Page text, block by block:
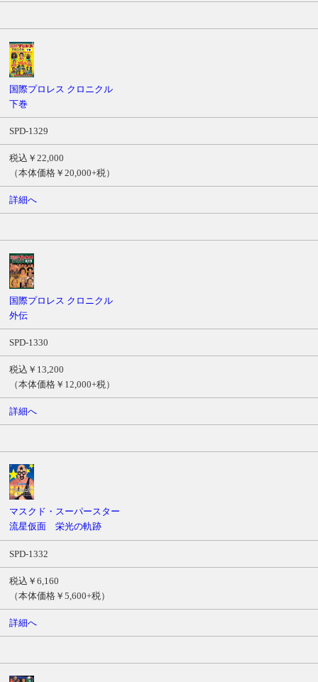
国際プロレス クロニクル
下巻
SPD-1329
税込￥22,000
（本体価格￥20,000+税）
詳細へ
国際プロレス クロニクル
外伝
SPD-1330
税込￥13,200
（本体価格￥12,000+税）
詳細へ
マスクド・スーパースター
流星仮面 栄光の軌跡
SPD-1332
税込￥6,160
（本体価格￥5,600+税）
詳細へ